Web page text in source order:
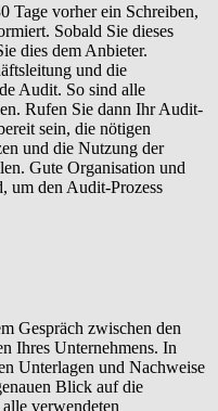
Tage vorher ein Schreiben,
Sobald Sie dieses
dies dem Anbieter.
und die
Audit. So sind alle
Rufen Sie dann Ihr Audit-
sein, die nötigen
und die Nutzung der
Gute Organisation und
um den Audit-Prozess
Gespräch zwischen den
Ihres Unternehmens. In
Unterlagen und Nachweise
Blick auf die
verwendeten